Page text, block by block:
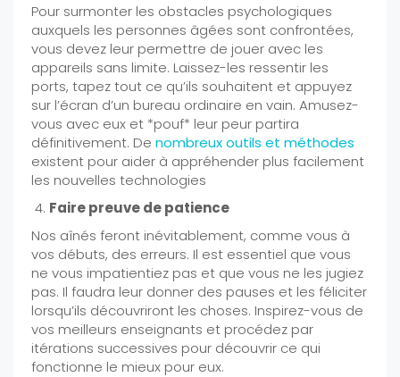
Pour surmonter les obstacles psychologiques
auxquels les personnes âgées sont confrontées,
vous devez leur permettre de jouer avec les
appareils sans limite. Laissez-les ressentir les
ports, tapez tout ce qu’ils souhaitent et appuyez
sur l’écran d’un bureau ordinaire en vain. Amusez-
vous avec eux et *pouf* leur peur partira
définitivement. De nombreux outils et méthodes
existent pour aider à appréhender plus facilement
les nouvelles technologies
Faire preuve de patience
Nos aînés feront inévitablement, comme vous à
vos débuts, des erreurs. Il est essentiel que vous
ne vous impatientiez pas et que vous ne les jugiez
pas. Il faudra leur donner des pauses et les féliciter
lorsqu’ils découvriront les choses. Inspirez-vous de
vos meilleurs enseignants et procédez par
itérations successives pour découvrir ce qui
fonctionne le mieux pour eux.